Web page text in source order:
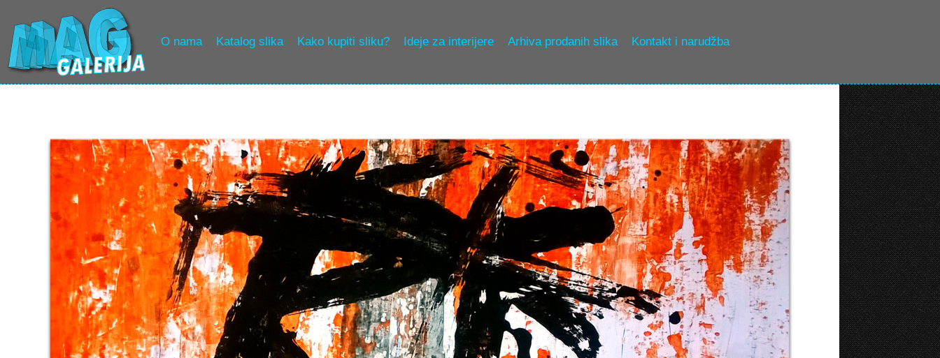
O nama Katalog slika Kako kupiti sliku? Ideje za interijere Arhiva prodanih slika Kontakt i narudžba